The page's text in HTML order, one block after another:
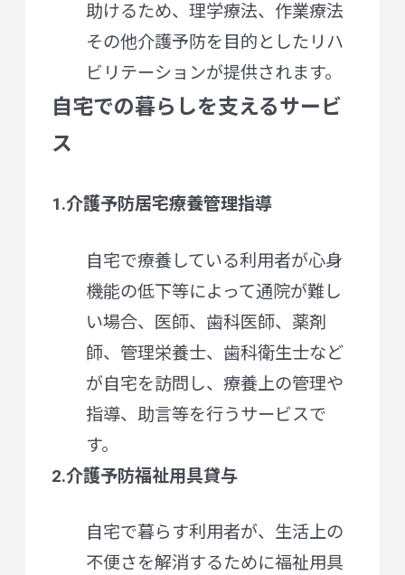
助けるため、理学療法、作業療法
その他介護予防を目的としたリハ
ビリテーションが提供されます。
自宅での暮らしを支えるサービ
ス
1.介護予防居宅療養管理指導
自宅で療養している利用者が心身
機能の低下等によって通院が難し
い場合、医師、歯科医師、薬剤
師、管理栄養士、歯科衛生士など
が自宅を訪問し、療養上の管理や
指導、助言等を行うサービスで
す。
2.介護予防福祉用具貸与
自宅で暮らす利用者が、生活上の
不便さを解消するために福祉用具